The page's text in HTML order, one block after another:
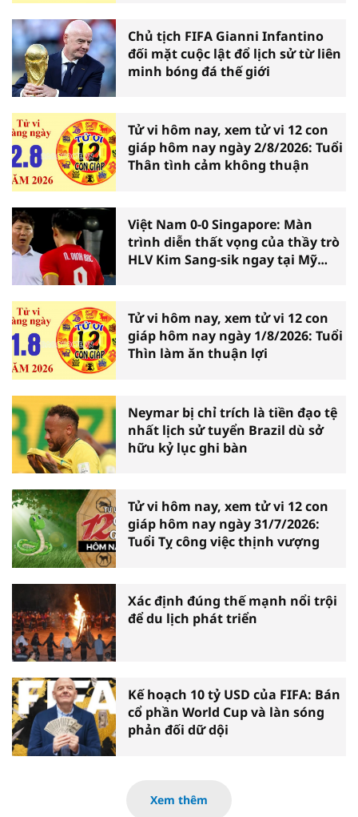
Chủ tịch FIFA Gianni Infantino
đối mặt cuộc lật đổ lịch sử từ liên
minh bóng đá thế giới
Tử vi hôm nay, xem tử vi 12 con
giáp hôm nay ngày 2/8/2026: Tuổi
Thân tình cảm không thuận
Việt Nam 0-0 Singapore: Màn
trình diễn thất vọng của thầy trò
HLV Kim Sang-sik ngay tại Mỹ
Tử vi hôm nay, xem tử vi 12 con
giáp hôm nay ngày 1/8/2026: Tuổi
Thìn làm ăn thuận lợi
Neymar bị chỉ trích là tiền đạo tệ
nhất lịch sử tuyển Brazil dù sở
hữu kỷ lục ghi bàn
Tử vi hôm nay, xem tử vi 12 con
giáp hôm nay ngày 31/7/2026:
Tuổi Tỵ công việc thịnh vượng
Xác định đúng thế mạnh nổi trội
để du lịch phát triển
Kế hoạch 10 tỷ USD của FIFA: Bán
cổ phần World Cup và làn sóng
phản đối dữ dội
Xem thêm